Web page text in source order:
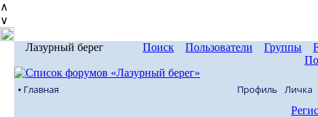
∧
∨
Лазурный берег Поиск Пользователи Группы
⦁ Главная Профиль Личка